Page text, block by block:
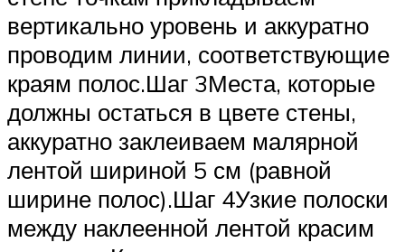
вертикально уровень и аккуратно
проводим линии, соответствующие
краям полос.Шаг 3Места, которые
должны остаться в цвете стены,
аккуратно заклеиваем малярной
лентой шириной 5 см (равной
ширине полос).Шаг 4Узкие полоски
между наклеенной лентой красим